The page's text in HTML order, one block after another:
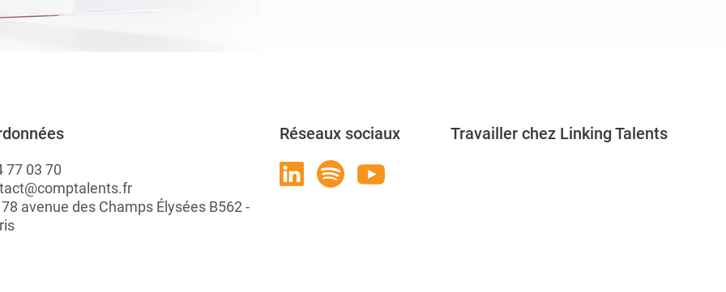
77 03 70
avenue des Champs Élysées B562 -
Réseaux sociaux Travailler chez Linking Talents